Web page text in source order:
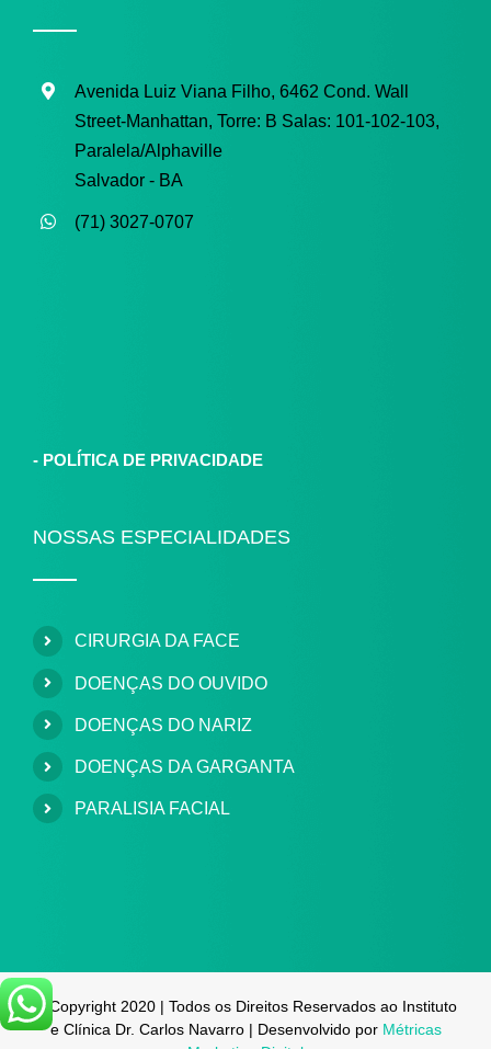
Avenida Luiz Viana Filho, 6462 Cond. Wall
Street-Manhattan, Torre: B Salas: 101-102-103,
Paralela/Alphaville
Salvador - BA
(71) 3027-0707
- POLÍTICA DE PRIVACIDADE
NOSSAS ESPECIALIDADES
CIRURGIA DA FACE
DOENÇAS DO OUVIDO
DOENÇAS DO NARIZ
DOENÇAS DA GARGANTA
PARALISIA FACIAL
© Copyright 2020 | Todos os Direitos Reservados ao Instituto
e Clínica Dr. Carlos Navarro | Desenvolvido por Métricas